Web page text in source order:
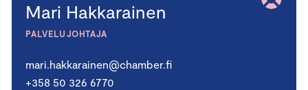
Mari Hakkarainen
PALVELUJOHTAJA
mari.hakkarainen@chamber.fi
+358 50 326 6770